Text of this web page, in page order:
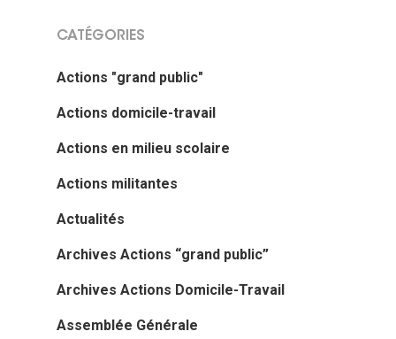
CATÉGORIES
Actions "grand public"
Actions domicile-travail
Actions en milieu scolaire
Actions militantes
Actualités
Archives Actions “grand public”
Archives Actions Domicile-Travail
Assemblée Générale